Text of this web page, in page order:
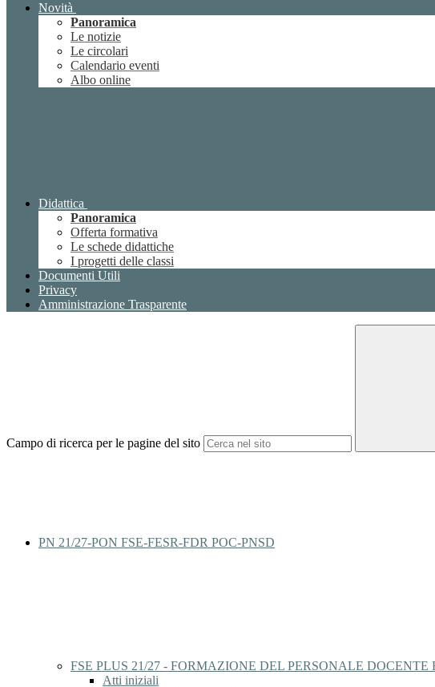
Novità
Panoramica
Le notizie
Le circolari
Calendario eventi
Albo online
Didattica
Panoramica
Offerta formativa
Le schede didattiche
I progetti delle classi
Documenti Utili
Privacy
Amministrazione Trasparente
Campo di ricerca per le pagine del sito
PN 21/27-PON FSE-FESR-FDR POC-PNSD
FSE PLUS 21/27 - FORMAZIONE DEL PERSONALE
Atti iniziali